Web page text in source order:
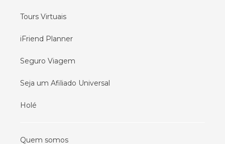
Tours Virtuais
iFriend Planner
Seguro Viagem
Seja um Afiliado Universal
Holé
Quem somos